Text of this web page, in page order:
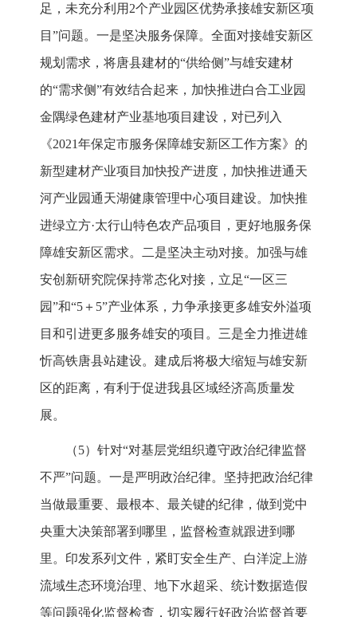
足，未充分利用2个产业园区优势承接雄安新区项
目”问题。一是坚决服务保障。全面对接雄安新区
规划需求，将唐县建材的“供给侧”与雄安建材
的“需求侧”有效结合起来，加快推进白合工业园
金隅绿色建材产业基地项目建设，对已列入
《2021年保定市服务保障雄安新区工作方案》的
新型建材产业项目加快投产进度，加快推进通天
河产业园通天湖健康管理中心项目建设。加快推
进绿立方·太行山特色农产品项目，更好地服务保
障雄安新区需求。二是坚决主动对接。加强与雄
安创新研究院保持常态化对接，立足“一区三
园”和“5＋5”产业体系，力争承接更多雄安外溢项
目和引进更多服务雄安的项目。三是全力推进雄
忻高铁唐县站建设。建成后将极大缩短与雄安新
区的距离，有利于促进我县区域经济高质量发
展。
（5）针对“对基层党组织遵守政治纪律监督
不严”问题。一是严明政治纪律。坚持把政治纪律
当做最重要、最根本、最关键的纪律，做到党中
央重大决策部署到哪里，监督检查就跟进到哪
里。印发系列文件，紧盯安全生产、白洋淀上游
流域生态环境治理、地下水超采、统计数据造假
等问题强化监督检查，切实履行好政治监督首要